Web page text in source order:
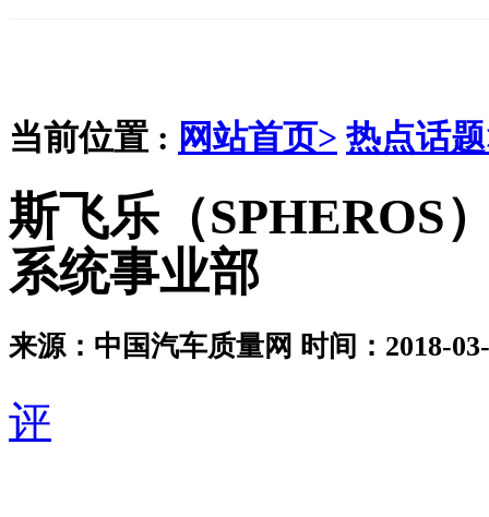
当前位置 : 网站首页> 热点话
斯飞乐（SPHEROS
系统事业部
来源：中国汽车质量网 时间：2018-
评